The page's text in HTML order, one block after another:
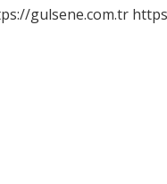
gulsene.com.tr